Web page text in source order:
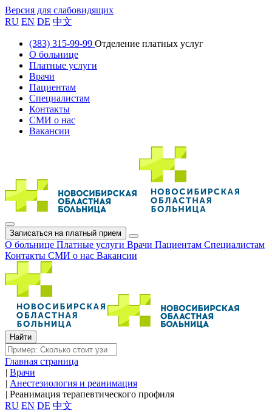
Версия для слабовидящих
RU EN DE 中文
(383) 315-99-99 Отделение платных услуг
О больнице
Платные услуги
Врачи
Пациентам
Специалистам
Контакты
СМИ о нас
Вакансии
Записаться на платный прием
О больнице Платные услуги Врачи Пациентам Специалистам
Контакты СМИ о нас Вакансии
Главная страница
| Врачи
| Анестезиология и реанимация
| Реанимация терапевтического профиля
RU EN DE 中文